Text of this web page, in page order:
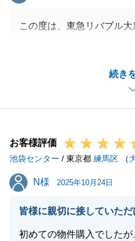
続き
この度は、東急リバブル
ずにお時間がかかってし
価格でご成約する事がで
今後とも、不動産のご相
お客様評価
池袋センター / 東京都 練馬区 （
N様
N様 2025年10月24日
皆様に親切に接していた
初めての物件購入でした